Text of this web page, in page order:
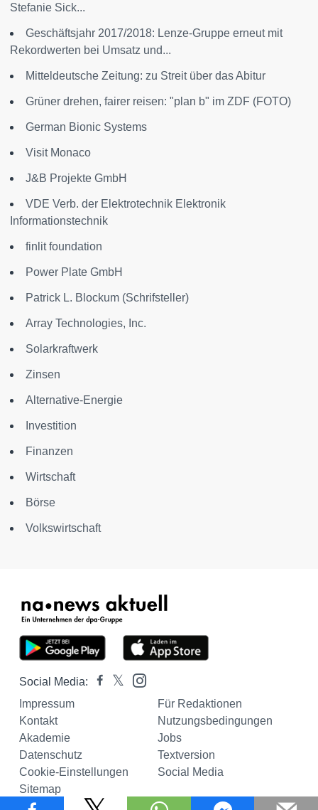
Stefanie Sick...
Geschäftsjahr 2017/2018: Lenze-Gruppe erneut mit
Rekordwerten bei Umsatz und...
Mitteldeutsche Zeitung: zu Streit über das Abitur
Grüner drehen, fairer reisen: "plan b" im ZDF (FOTO)
German Bionic Systems
Visit Monaco
J&B Projekte GmbH
VDE Verb. der Elektrotechnik Elektronik
Informationstechnik
finlit foundation
Power Plate GmbH
Patrick L. Blockum (Schrifsteller)
Array Technologies, Inc.
Solarkraftwerk
Zinsen
Alternative-Energie
Investition
Finanzen
Wirtschaft
Börse
Volkswirtschaft
Social Media:
Impressum
Für Redaktionen
Kontakt
Nutzungsbedingungen
Akademie
Jobs
Datenschutz
Textversion
Cookie-Einstellungen
Social Media
Sitemap